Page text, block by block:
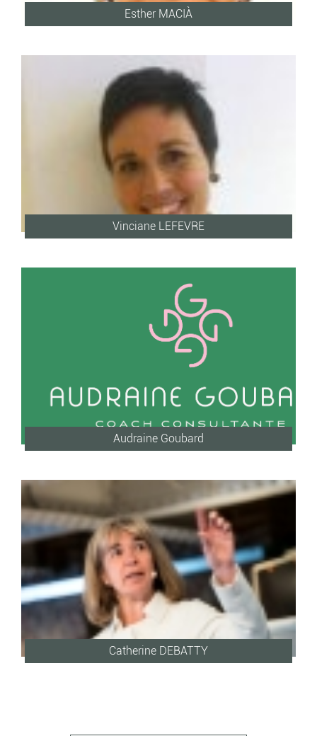
Esther MACIÀ
Vinciane LEFEVRE
Audraine Goubard
Catherine DEBATTY